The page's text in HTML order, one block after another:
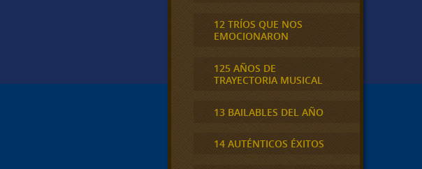
12 TRÍOS QUE NOS
EMOCIONARON
125 AÑOS DE
TRAYECTORIA MUSICAL
13 BAILABLES DEL AÑO
14 AUTÉNTICOS ÉXITOS